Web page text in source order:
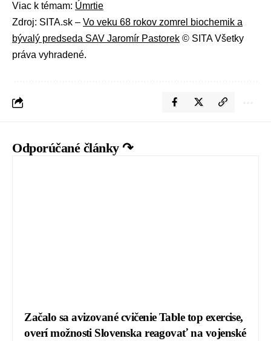
Viac k témam: Úmrtie
Zdroj: SITA.sk – Vo veku 68 rokov zomrel biochemik a
bývalý predseda SAV Jaromír Pastorek © SITA Všetky
práva vyhradené.
Odporúčané články ↷
Začalo sa avizované cvičenie Table top exercise,
overí možnosti Slovenska reagovať na vojenské